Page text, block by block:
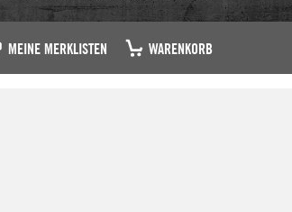
MEINE MERKLISTEN WARENKORB